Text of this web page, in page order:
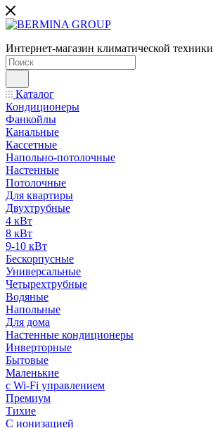
Интернет-магазин климатической техники
Каталог
Кондиционеры
Фанкойлы
Канальные
Кассетные
Напольно-потолочные
Настенные
Потолочные
Для квартиры
Двухтрубные
4 кВт
8 кВт
9-10 кВт
Бескорпусные
Универсальные
Четырехтрубные
Водяные
Напольные
Для дома
Настенные кондиционеры
Инверторные
Бытовые
Маленькие
с Wi-Fi управлением
Премиум
Тихие
С ионизацией